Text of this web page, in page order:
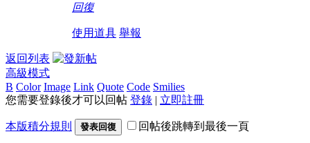
回復
使用道具 舉報
返回列表
高級模式
B Color Image Link Quote Code Smilies
您需要登錄後才可以回帖 登錄 | 立即註冊
本版積分規則 發表回復 回帖後跳轉到最後一頁